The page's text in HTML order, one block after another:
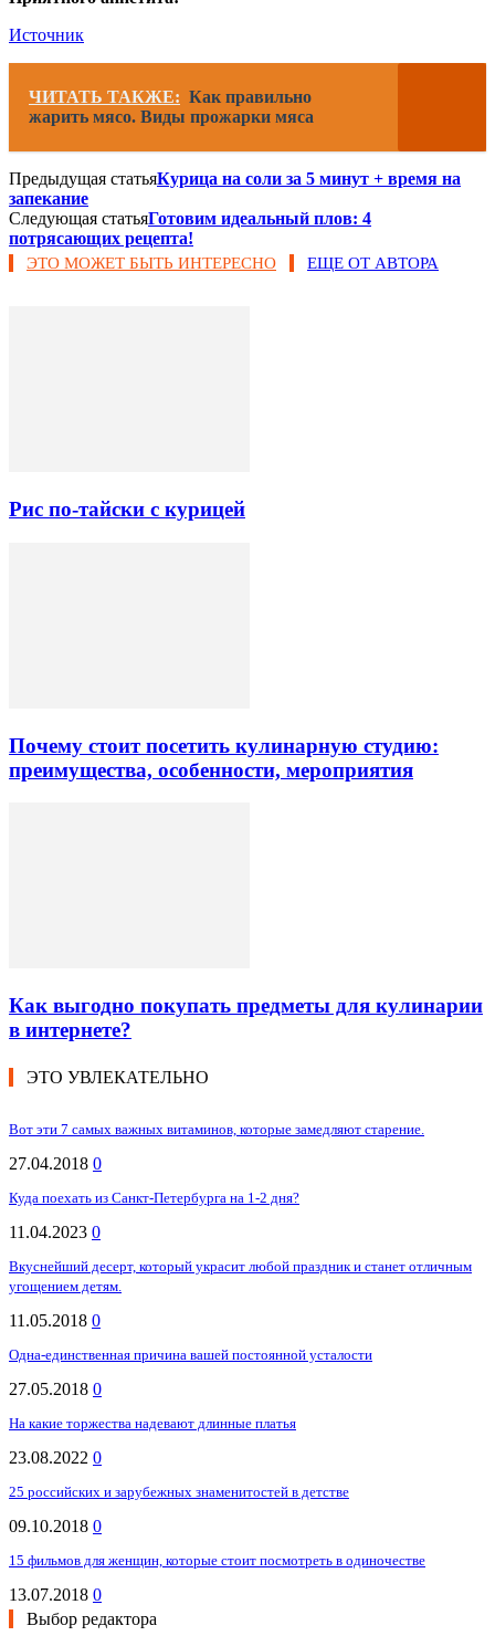
Источник
ЧИТАТЬ ТАКЖЕ: Как правильно
жарить мясо. Виды прожарки мяса
Предыдущая статьяКурица на соли за 5 минут + время на
запекание
Следующая статьяГотовим идеальный плов: 4
потрясающих рецепта!
ЭТО МОЖЕТ БЫТЬ ИНТЕРЕСНО ЕЩЕ ОТ АВТОРА
Рис по-тайски с курицей
Почему стоит посетить кулинарную студию:
преимущества, особенности, мероприятия
Как выгодно покупать предметы для кулинарии
в интернете?
ЭТО УВЛЕКАТЕЛЬНО
Вот эти 7 самых важных витаминов, которые замедляют старение.
27.04.2018 0
Куда поехать из Санкт-Петербурга на 1-2 дня?
11.04.2023 0
Вкуснейший десерт, который украсит любой праздник и станет отличным
угощением детям.
11.05.2018 0
Одна-единственная причина вашей постоянной усталости
27.05.2018 0
На какие торжества надевают длинные платья
23.08.2022 0
25 российских и зарубежных знаменитостей в детстве
09.10.2018 0
15 фильмов для женщин, которые стоит посмотреть в одиночестве
13.07.2018 0
Выбор редактора